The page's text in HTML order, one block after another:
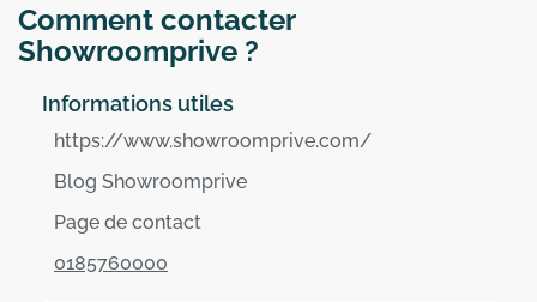
Comment contacter
Showroomprive ?
Informations utiles
https://www.showroomprive.com/
Blog Showroomprive
Page de contact
0185760000